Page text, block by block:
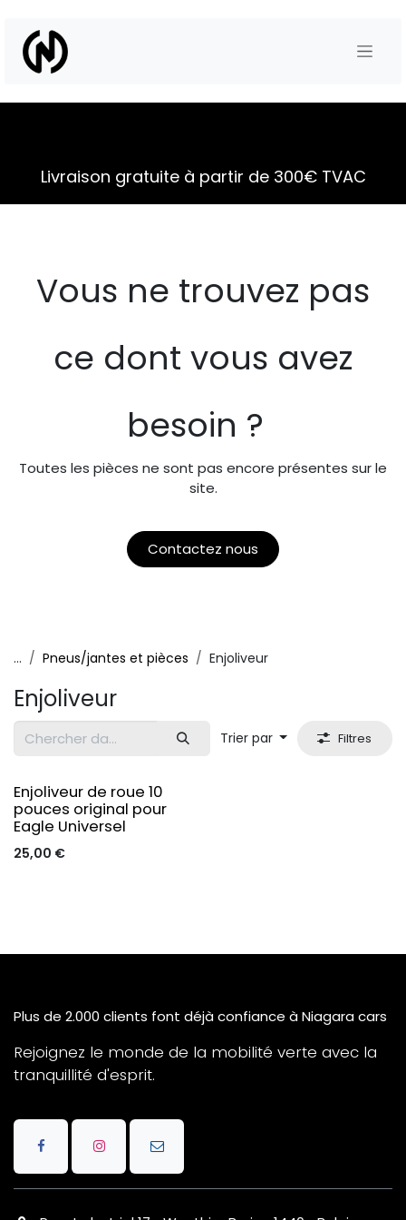
Livraison gratuite à partir de 300€ TVAC
Vous ne trouvez pas
ce dont vous avez
besoin ?
Toutes les pièces ne sont pas encore présentes sur le
site.
Contactez nous
... Pneus/jantes et pièces Enjoliveur
Enjoliveur
Trier par Filtres
Original
Enjoliveur de roue 10
pouces original pour
Eagle Universel
25,00 €
Plus de 2.000 clients font déjà confiance à Niagara cars
Rejoignez le monde de la mobilité verte avec la
tranquillité d'esprit.